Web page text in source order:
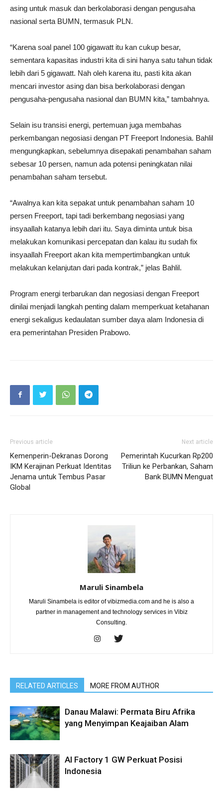
asing untuk masuk dan berkolaborasi dengan pengusaha
nasional serta BUMN, termasuk PLN.
“Karena soal panel 100 gigawatt itu kan cukup besar,
sementara kapasitas industri kita di sini hanya satu tahun tidak
lebih dari 5 gigawatt. Nah oleh karena itu, pasti kita akan
mencari investor asing dan bisa berkolaborasi dengan
pengusaha-pengusaha nasional dan BUMN kita,” tambahnya.
Selain isu transisi energi, pertemuan juga membahas
perkembangan negosiasi dengan PT Freeport Indonesia. Bahlil
mengungkapkan, sebelumnya disepakati penambahan saham
sebesar 10 persen, namun ada potensi peningkatan nilai
penambahan saham tersebut.
“Awalnya kan kita sepakat untuk penambahan saham 10
persen Freeport, tapi tadi berkembang negosiasi yang
insyaallah katanya lebih dari itu. Saya diminta untuk bisa
melakukan komunikasi percepatan dan kalau itu sudah fix
insyaallah Freeport akan kita mempertimbangkan untuk
melakukan kelanjutan dari pada kontrak,” jelas Bahlil.
Program energi terbarukan dan negosiasi dengan Freeport
dinilai menjadi langkah penting dalam memperkuat ketahanan
energi sekaligus kedaulatan sumber daya alam Indonesia di
era pemerintahan Presiden Prabowo.
Previous article
Kemenperin-Dekranas Dorong
IKM Kerajinan Perkuat Identitas
Jenama untuk Tembus Pasar
Global
Next article
Pemerintah Kucurkan Rp200
Triliun ke Perbankan, Saham
Bank BUMN Menguat
Maruli Sinambela
Maruli Sinambela is editor of vibizmedia.com and he is also a
partner in management and technology services in Vibiz
Consulting.
RELATED ARTICLES MORE FROM AUTHOR
Danau Malawi: Permata Biru Afrika
yang Menyimpan Keajaiban Alam
AI Factory 1 GW Perkuat Posisi
Indonesia